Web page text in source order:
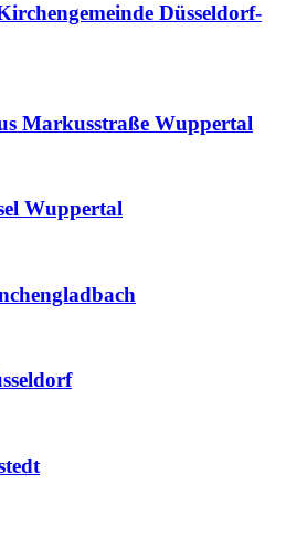
Düsseldorf-
Markusstraße Wuppertal
Wuppertal